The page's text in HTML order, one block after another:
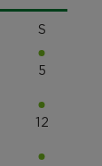
S
5
12